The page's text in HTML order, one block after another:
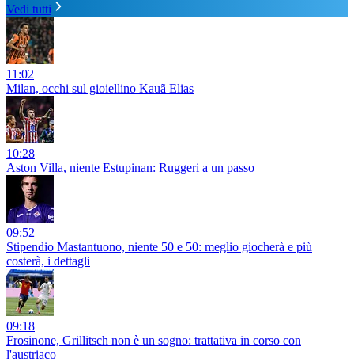
Vedi tutti
11:02
Milan, occhi sul gioiellino Kauã Elias
10:28
Aston Villa, niente Estupinan: Ruggeri a un passo
09:52
Stipendio Mastantuono, niente 50 e 50: meglio giocherà e più
costerà, i dettagli
09:18
Frosinone, Grillitsch non è un sogno: trattativa in corso con
l'austriaco